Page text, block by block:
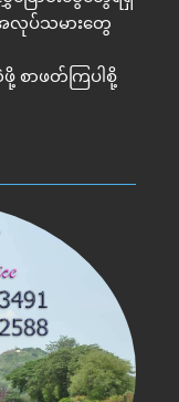
လုပ်သမားတွေ
စာဖတ်ကြပါစို့